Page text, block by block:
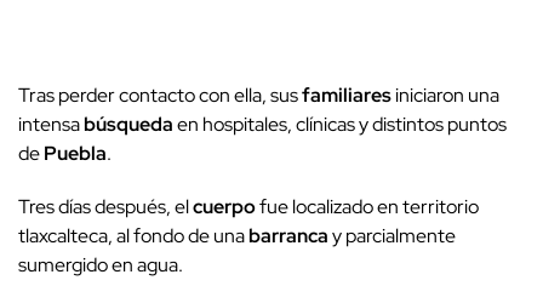
Tras perder contacto con ella, susfamiliaresiniciaron una
intensabúsquedaen hospitales, clínicas y distintos puntos
dePuebla.
Tres días después, elcuerpofue localizado en territorio
tlaxcalteca, al fondo de unabarrancay parcialmente
sumergido en agua.